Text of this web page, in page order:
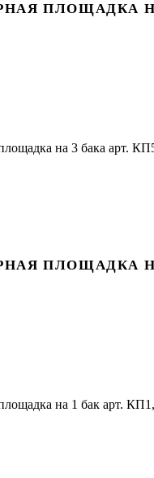
ПЛОЩАДКА
ПЛОЩАДКА